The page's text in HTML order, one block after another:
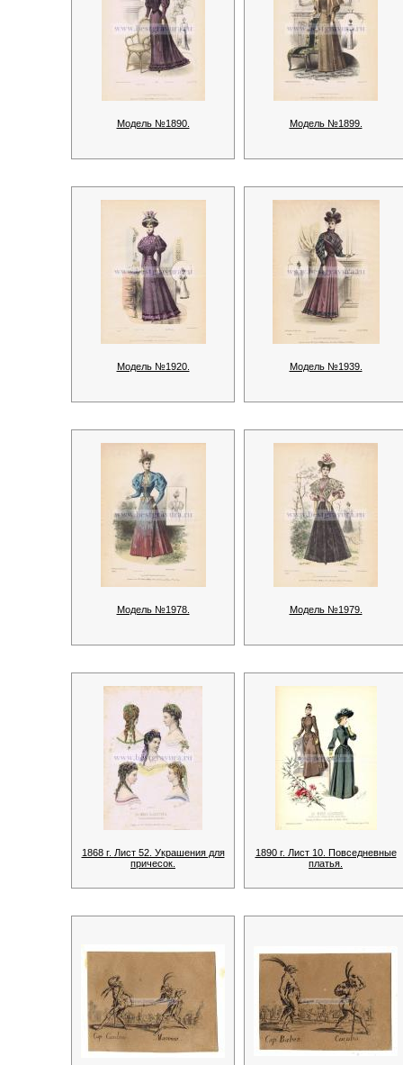
Модель №1890. Модель №1899.
Модель №1920. Модель №1939.
Модель №1978. Модель №1979.
1868 г. Лист 52. Украшения для
причесок.
1890 г. Лист 10. Повседневные
платья.